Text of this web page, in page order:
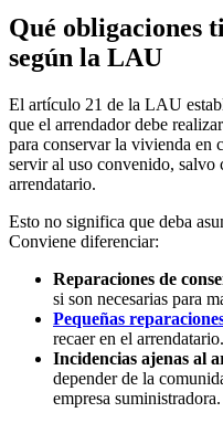
Qué obligaciones
según la LAU
El artículo 21 de la LAU
que el arrendador debe
para conservar la vivienda en
servir al uso convenido, salvo
arrendatario.
Esto no significa que deba
Conviene diferenciar:
Reparaciones de
si son necesarias para
Pequeñas
recaer en el arrendatario.
Incidencias ajenas al
depender de la
empresa suministradora.